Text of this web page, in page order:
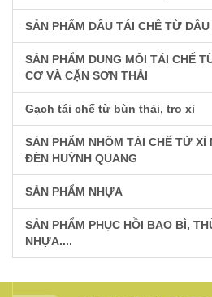
SẢN PHẨM DẦU TÁI CHẾ TỪ
SẢN PHẨM DUNG MÔI TÁI CHẾ
CƠ VÀ CẶN SƠN THẢI
Gạch tái chế từ bùn thải, tro xỉ
SẢN PHẨM NHÔM TÁI CHẾ TỪ XỈ
ĐÈN HUỲNH QUANG
SẢN PHẨM NHỰA
SẢN PHẨM PHỤC HỒI BAO BÌ,
NHỰA....